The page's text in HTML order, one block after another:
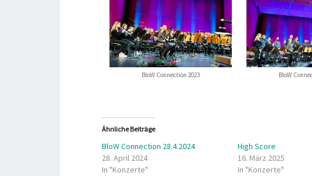
BloW Connection 2023 BloW
Ähnliche Beiträge
BloW Connection 28.4.2024
28. April 2024
In "Konzerte"
High Score
16. März 2025
In "Konzerte"